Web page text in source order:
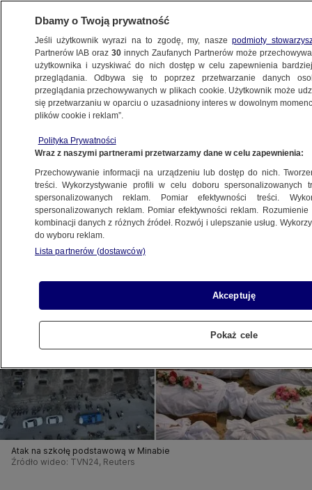
KONKRET24
ŚWIAT
po ataku na szkołę w Iranie
Zuzanna Karczewska
5.03.2026, 09:42
Udostępnij
Atak na szkołę podstawową w Minabie
Źródło wideo: TVN24, Reuters
Dbamy o Twoją prywatność
Jeśli użytkownik wyrazi na to zgodę, my, naszepodmioty
Partnerów IAB oraz30 innych Zaufanych Partnerów może
użytkownika i uzyskiwać do nich dostęp w celu zapewnienia
przeglądania. Odbywa się to poprzez przetwarzanie danych
przeglądania przechowywanych w plikach cookie. Użytkownik może
się przetwarzaniu w oparciu o uzasadniony interes w dowolnym
plików cookie i reklam”.
Polityka Prywatności
Wraz z naszymi partnerami przetwarzamy dane w celu zapewnienia:
Przechowywanie informacji na urządzeniu lub dostęp do nich.
treści. Wykorzystywanie profili w celu doboru spersonalizowanych
spersonalizowanych reklam. Pomiar efektywności treści.
spersonalizowanych reklam. Pomiar efektywności reklam.
kombinacji danych z różnych źródeł. Rozwój i ulepszanie usług.
do wyboru reklam.
Lista partnerów (dostawców)
Akceptuję
Pokaż cele